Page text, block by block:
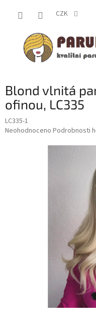
CZK
Blond vlnitá
ofinou, LC335
LC335-1
Průměrné
Neohodnoceno Podrobnosti